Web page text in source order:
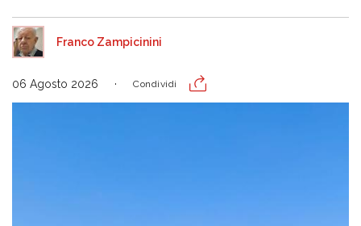
Franco Zampicinini
06 Agosto 2026 Condividi